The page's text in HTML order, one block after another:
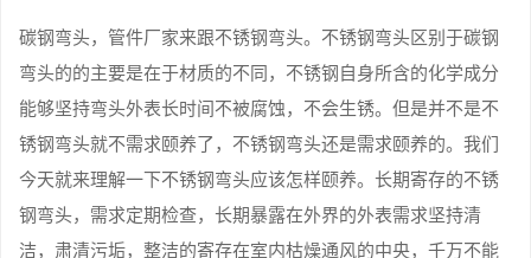
碳钢弯头，管件厂家来跟不锈钢弯头。不锈钢弯头区别于碳钢
弯头的的主要是在于材质的不同，不锈钢自身所含的化学成分
能够坚持弯头外表长时间不被腐蚀，不会生锈。但是并不是不
锈钢弯头就不需求颐养了，不锈钢弯头还是需求颐养的。我们
今天就来理解一下不锈钢弯头应该怎样颐养。长期寄存的不锈
钢弯头，需求定期检查，长期暴露在外界的外表需求坚持清
洁，肃清污垢，整洁的寄存在室内枯燥通风的中央，千万不能